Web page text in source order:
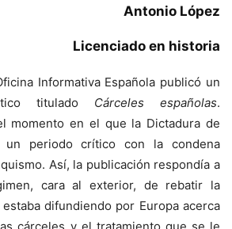
Antonio López
Licenciado en historia
Informativa Española publicó un
titulado Cárceles españolas.
momento en el que la Dictadura de
un periodo crítico con la condena
Así, la publicación respondía a
cara al exterior, de rebatir la
difundiendo por Europa acerca